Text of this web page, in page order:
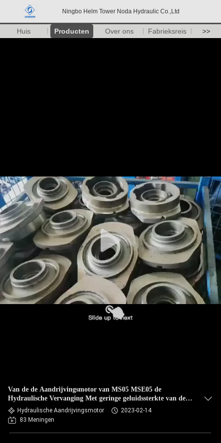
Ningbo Helm Tower Noda Hydraulic Co.,Ltd
Huis Producten Over ons Fabrieksreis >>
Van de de Aandrijvingsmotor van MS05 MSE05 de
Hydraulische Vervanging Met geringe geluidssterkte van de
Torsiepoclain Hoge
Hydraulische Aandrijvingsmotor
2023-02-14
83 Meningen